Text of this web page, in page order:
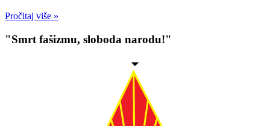
Pročitaj više »
"Smrt fašizmu, sloboda narodu!"